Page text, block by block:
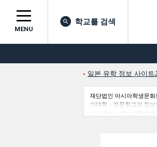
MENU
학교를 검색
일본 유학 정보 사이트
재단법인 아시아학생문
기대학・전문학교의 정
여기에서는 岡山理科大